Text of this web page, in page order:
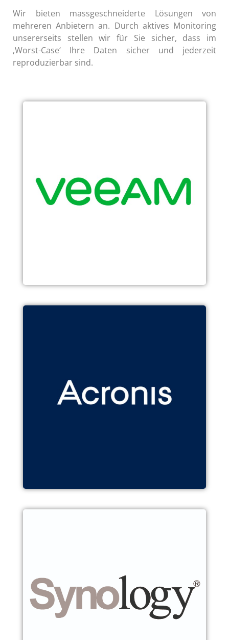
Wir bieten massgeschneiderte Lösungen von
mehreren Anbietern an. Durch aktives Monitoring
unsererseits stellen wir für Sie sicher, dass im
‚Worst-Case‘ Ihre Daten sicher und jederzeit
reproduzierbar sind.